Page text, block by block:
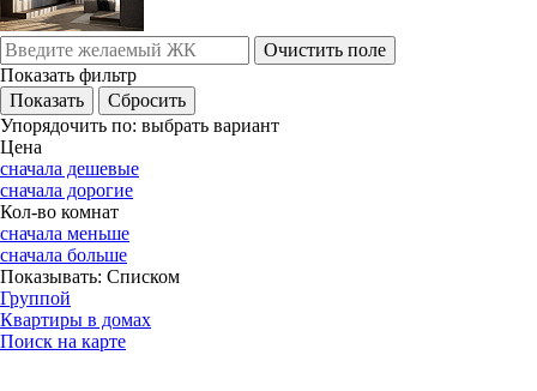
Очистить поле
Показать фильтр
Упорядочить по: выбрать вариант
Цена
сначала дешевые
сначала дорогие
Кол-во комнат
сначала меньше
сначала больше
Показывать: Списком
Группой
Квартиры в домах
Поиск на карте